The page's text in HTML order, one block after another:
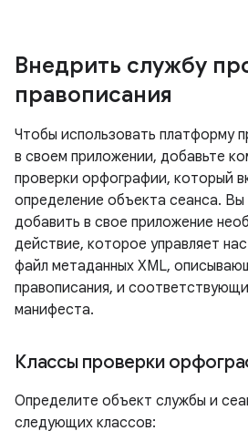
Внедрить службу
правописания
Чтобы использовать платформу
в своем приложении, добавьте
проверки орфографии, который
определение объекта сеанса.
добавить в свое приложение
действие, которое управляет
файл метаданных XML,
правописания, и
манифеста.
Классы проверки
Определите объект службы и
следующих классов: